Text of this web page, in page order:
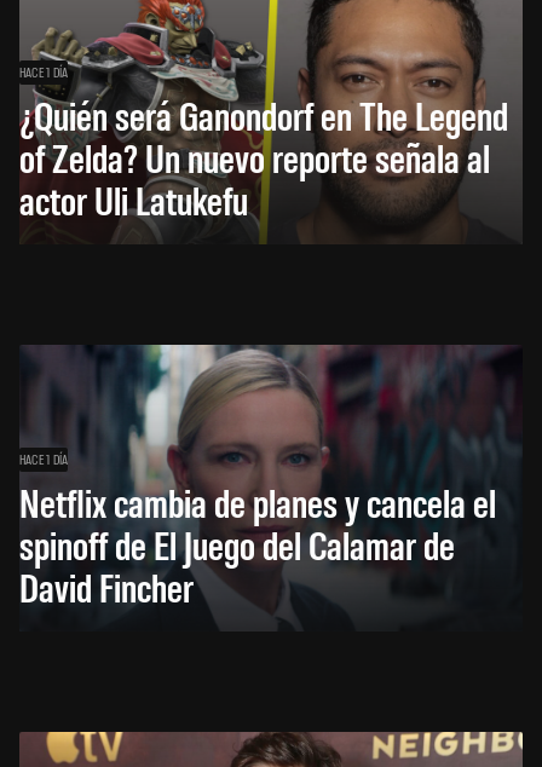
HACE 1 DÍA
¿Quién será Ganondorf en The Legend
of Zelda? Un nuevo reporte señala al
actor Uli Latukefu
HACE 1 DÍA
Netflix cambia de planes y cancela el
spinoff de El Juego del Calamar de
David Fincher